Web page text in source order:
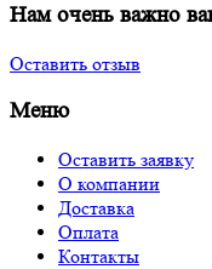
Нам очень важно
Оставить отзыв
Меню
Оставить заявку
О компании
Доставка
Оплата
Контакты